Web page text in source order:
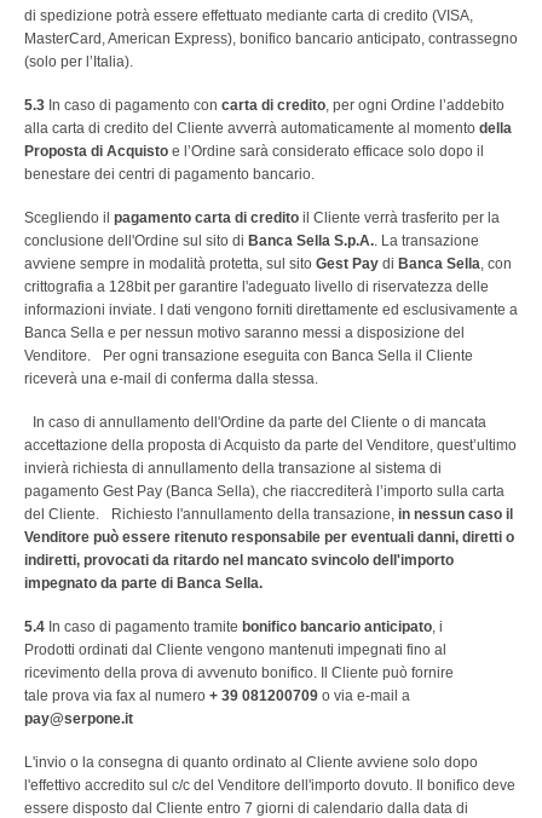
di spedizione potrà essere effettuato mediante carta di credito (VISA,
MasterCard, American Express), bonifico bancario anticipato, contrassegno
(solo per l’Italia).
5.3 In caso di pagamento con carta di credito, per ogni Ordine l’addebito
alla carta di credito del Cliente avverrà automaticamente al momento della
Proposta di Acquisto e l’Ordine sarà considerato efficace solo dopo il
benestare dei centri di pagamento bancario.
Scegliendo il pagamento carta di credito il Cliente verrà trasferito per la
conclusione dell'Ordine sul sito di Banca Sella S.p.A.. La transazione
avviene sempre in modalità protetta, sul sito Gest Pay di Banca Sella, con
crittografia a 128bit per garantire l'adeguato livello di riservatezza delle
informazioni inviate. I dati vengono forniti direttamente ed esclusivamente a
Banca Sella e per nessun motivo saranno messi a disposizione del
Venditore. Per ogni transazione eseguita con Banca Sella il Cliente
riceverà una e-mail di conferma dalla stessa.
In caso di annullamento dell'Ordine da parte del Cliente o di mancata
accettazione della proposta di Acquisto da parte del Venditore, quest’ultimo
invierà richiesta di annullamento della transazione al sistema di
pagamento Gest Pay (Banca Sella), che riaccrediterà l’importo sulla carta
del Cliente. Richiesto l'annullamento della transazione, in nessun caso il
Venditore può essere ritenuto responsabile per eventuali danni, diretti o
indiretti, provocati da ritardo nel mancato svincolo dell'importo
impegnato da parte di Banca Sella.
5.4 In caso di pagamento tramite bonifico bancario anticipato, i
Prodotti ordinati dal Cliente vengono mantenuti impegnati fino al
ricevimento della prova di avvenuto bonifico. Il Cliente può fornire
tale prova via fax al numero + 39 081200709 o via e-mail a
pay@serpone.it
L'invio o la consegna di quanto ordinato al Cliente avviene solo dopo
l'effettivo accredito sul c/c del Venditore dell'importo dovuto. Il bonifico deve
essere disposto dal Cliente entro 7 giorni di calendario dalla data di